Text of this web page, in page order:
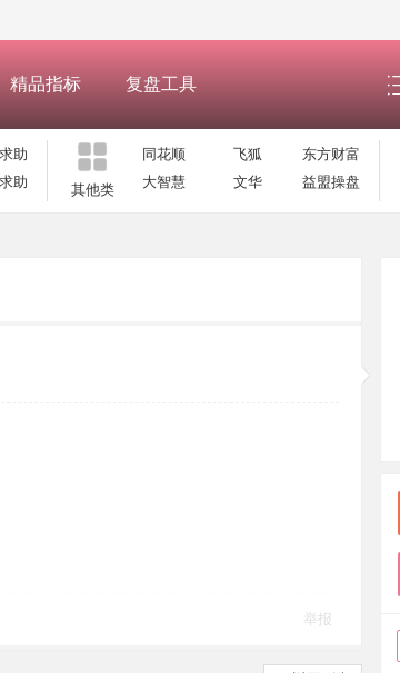
精品指标 复盘工具
助
助 其他类
同花顺 飞狐
东方财富
大智慧
文华 益盟操盘
举报